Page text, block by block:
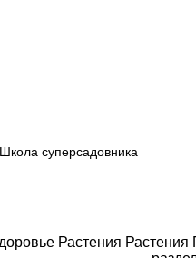
Школа суперсадовника
Растения Растения